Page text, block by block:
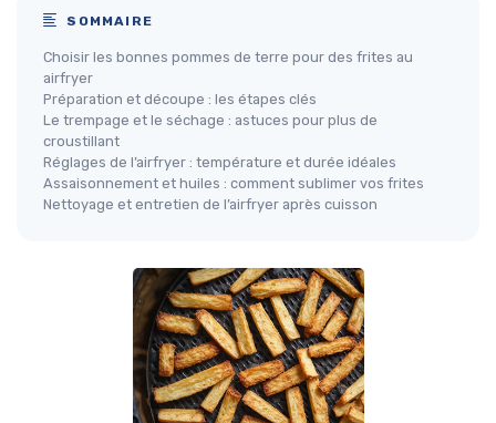
SOMMAIRE
Choisir les bonnes pommes de terre pour des frites au
airfryer
Préparation et découpe : les étapes clés
Le trempage et le séchage : astuces pour plus de
croustillant
Réglages de l’airfryer : température et durée idéales
Assaisonnement et huiles : comment sublimer vos frites
Nettoyage et entretien de l’airfryer après cuisson